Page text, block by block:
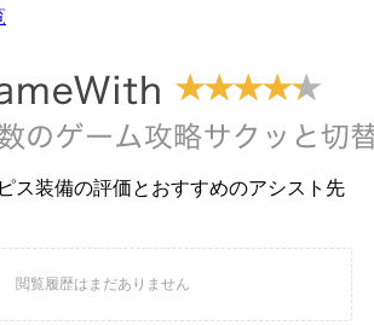
ス装備の評価とおすすめのアシスト先